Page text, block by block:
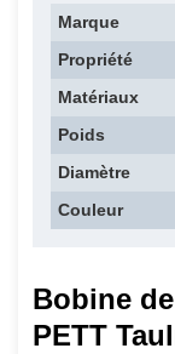
Marque
Propriété
Matériaux
Poids
Diamètre
Couleur
Bobine
PETT